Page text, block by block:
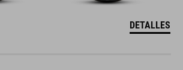
DETALLES